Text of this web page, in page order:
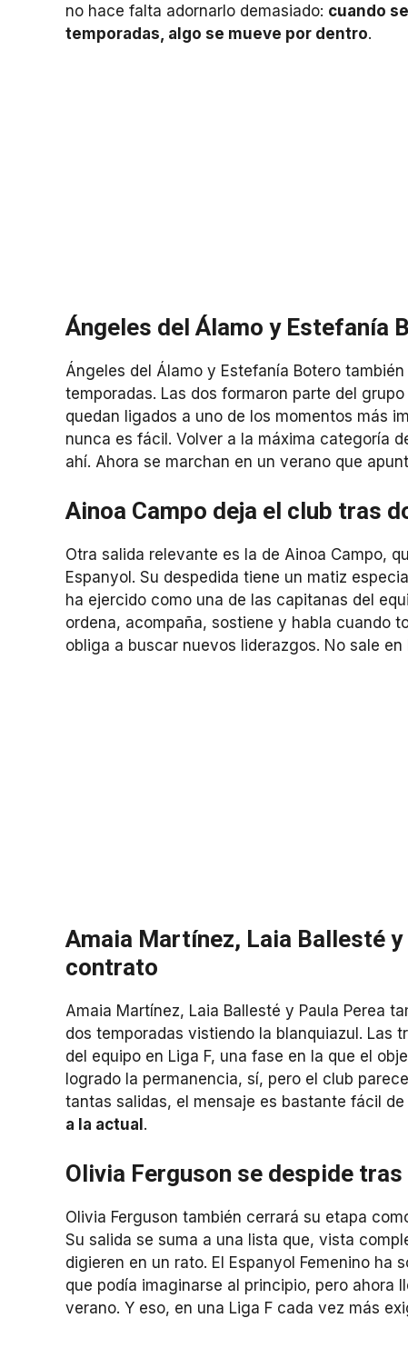
no hace falta adornarlo demasiado: cuando
temporadas, algo se mueve por dentro.
Ángeles del Álamo y Estefanía
Ángeles del Álamo y Estefanía Botero
temporadas. Las dos formaron parte del
quedan ligados a uno de los momentos más
nunca es fácil. Volver a la máxima categoría
ahí. Ahora se marchan en un verano que
Ainoa Campo deja el club tras
Otra salida relevante es la de Ainoa Campo,
Espanyol. Su despedida tiene un matiz
ha ejercido como una de las capitanas del
ordena, acompaña, sostiene y habla cuando
obliga a buscar nuevos liderazgos. No sale
Amaia Martínez, Laia Ballesté
contrato
Amaia Martínez, Laia Ballesté y Paula Perea
dos temporadas vistiendo la blanquiazul. Las
del equipo en Liga F, una fase en la que el
logrado la permanencia, sí, pero el club
tantas salidas, el mensaje es bastante fácil de
a la actual .
Olivia Ferguson se despide
Olivia Ferguson también cerrará su etapa
Su salida se suma a una lista que, vista
digieren en un rato. El Espanyol Femenino
que podía imaginarse al principio, pero ahora
verano. Y eso, en una Liga F cada vez más